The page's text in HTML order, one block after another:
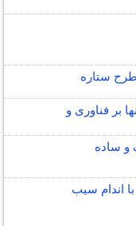
ستاره
بر فناوری و
و ساده
اندام سیب